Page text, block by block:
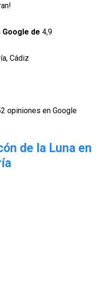
de 4,9
Cádiz
opiniones en Google
de la Luna en